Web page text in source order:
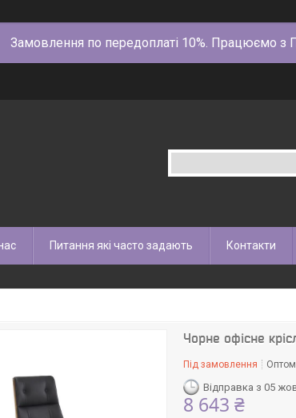
Замовлення по передоплаті 10%. Працюємо з
Питання які часто задають Контакти
Чорне офісне
Під замовлення Оптом
Відправка з 05
8 643 ₴